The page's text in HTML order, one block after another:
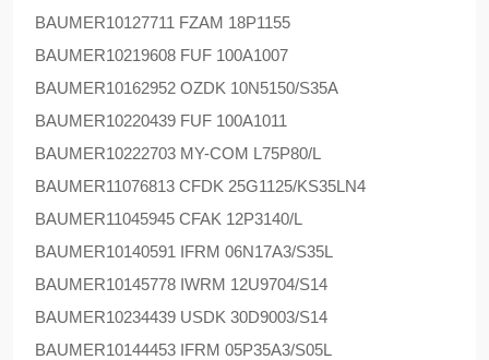
BAUMER10127711 FZAM 18P1155
BAUMER10219608 FUF 100A1007
BAUMER10162952 OZDK 10N5150/S35A
BAUMER10220439 FUF 100A1011
BAUMER10222703 MY-COM L75P80/L
BAUMER11076813 CFDK 25G1125/KS35LN4
BAUMER11045945 CFAK 12P3140/L
BAUMER10140591 IFRM 06N17A3/S35L
BAUMER10145778 IWRM 12U9704/S14
BAUMER10234439 USDK 30D9003/S14
BAUMER10144453 IFRM 05P35A3/S05L